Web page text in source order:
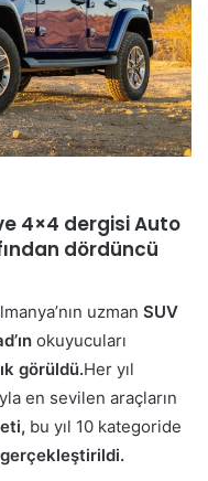
4×4 dergisi Auto
dördüncü
uzman SUV
okuyucuları
görüldü.Her yıl
en sevilen araçların
bu yıl 10 kategoride
gerçekleştirildi.